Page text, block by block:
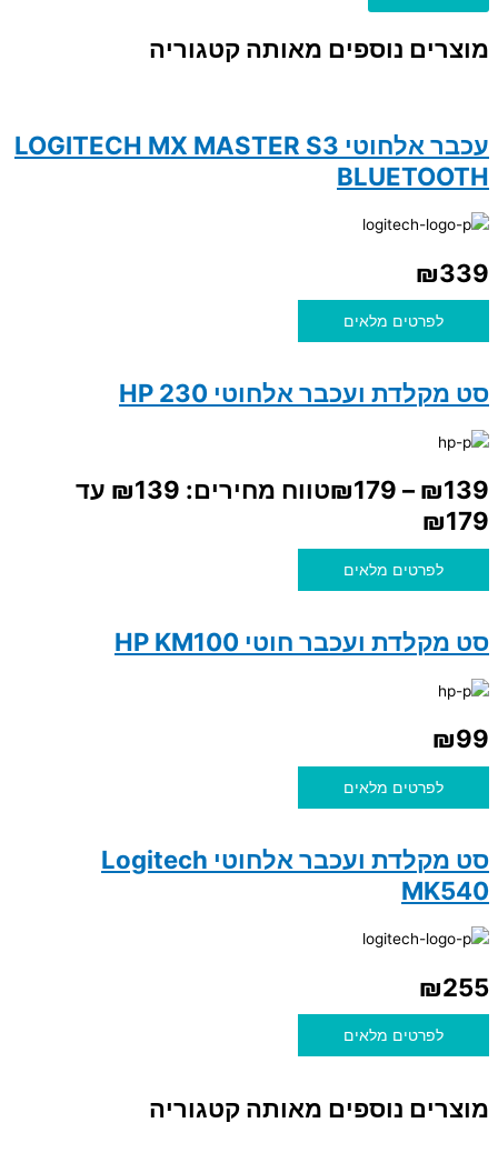
מוצרים נוספים מאותה קטגוריה
עכבר אלחוטי LOGITECH MX MASTER S3
BLUETOOTH
₪339
לפרטים מלאים
סט מקלדת ועכבר אלחוטי HP 230
₪139
–
₪179
טווח מחירים: ⁦₪139⁩ עד
לפרטים מלאים
סט מקלדת ועכבר חוטי HP KM100
₪99
לפרטים מלאים
סט מקלדת ועכבר אלחוטי Logitech
MK540
₪255
לפרטים מלאים
מוצרים נוספים מאותה קטגוריה